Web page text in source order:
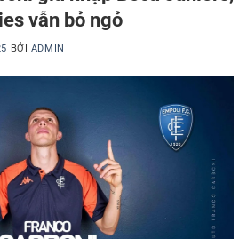
vẫn bỏ ngỏ
BỞI ADMIN